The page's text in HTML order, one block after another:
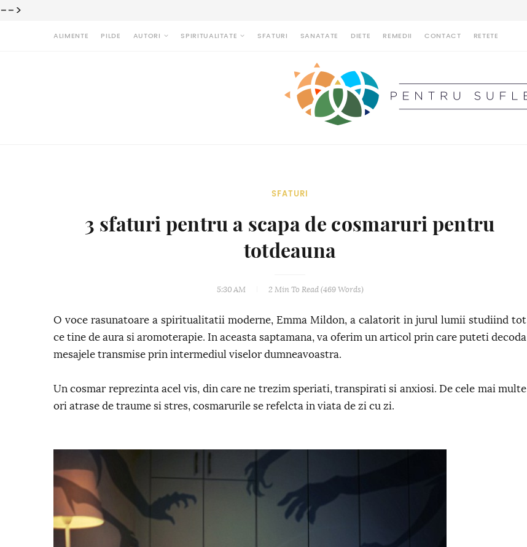
-->
ALIMENTE PILDE AUTORI SPIRITUALITATE SFATURI SANATATE DIETE REMEDII CONTACT RETETE
SFATURI
3 sfaturi pentru a scapa de cosmaruri pentru
totdeauna
5:30 AM 2 MinTo Read (469Words)
O voce rasunatoare a spiritualitatii moderne, Emma Mildon, a calatorit in jurul lumii studiind tot
ce tine de aura si aromoterapie. In aceasta saptamana, va oferim un articol prin care puteti decoda
mesajele transmise prin intermediul viselor dumneavoastra.
Un cosmar reprezinta acel vis, din care ne trezim speriati, transpirati si anxiosi. De cele mai multe
ori atrase de traume si stres, cosmarurile se refelcta in viata de zi cu zi.